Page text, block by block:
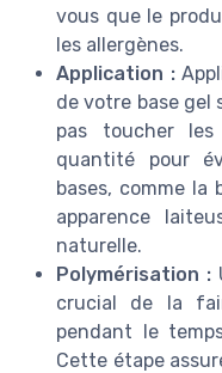
vous que le
les allergènes.
Application :
de votre base gel
pas toucher
quantité pour
bases, comme la
apparence
naturelle.
Polymérisation :
crucial de la
pendant le
Cette étape